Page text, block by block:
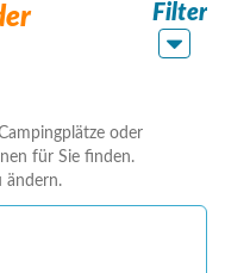
Filter
oder
für Sie finden.
ändern.